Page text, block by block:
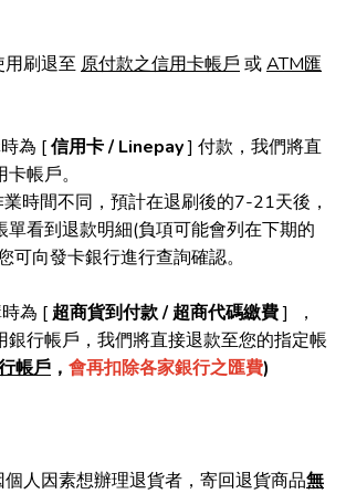
刷退至 原付款之信用卡帳戶 或ATM匯
為 [信用卡 / Linepay] 付款，我們將直
帳戶。
時間不同，預計在退刷後的7-21天後，
單看到退款明細(負項可能會列在下期的
可向發卡銀行進行查詢確認。
為 [超商貨到付款 / 超商代碼繳費] ，
銀行帳戶，我們將直接退款至您的指定帳
帳戶 ， 會再扣除各家銀行之匯費)
人因素想辦理退貨者，寄回退貨商品無